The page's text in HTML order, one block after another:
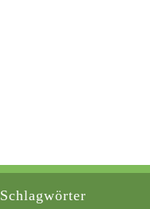
Schlagwörter